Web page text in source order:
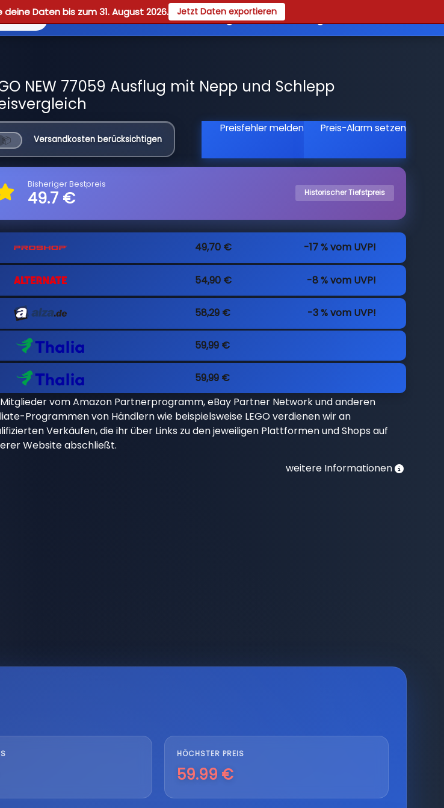
Daten bis zum 31. August 2026. Jetzt Daten exportieren
Reviews Guides Registrieren
NEW 77059 Ausflug mit Nepp und Schlepp
Versandkosten berücksichtigen
Preisfehler melden Preis-Alarm setzen
Bisheriger Bestpreis
49.7 € Historischer Tiefstpreis
49,70 € -17 % vom UVP!
54,90 € -8 % vom UVP!
58,29 € -3 % vom UVP!
59,99 €
59,99 €
vom Amazon Partnerprogramm, eBay Partner Network und anderen
Programmen von Händlern wie beispielsweise LEGO verdienen wir an
Verkäufen, die ihr über Links zu den jeweiligen Plattformen und Shops auf
Website abschließt.
weitere Informationen
HÖCHSTER PREIS
59.99 €